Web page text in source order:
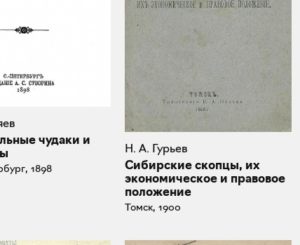
чудаки и
1898
Н. А. Гурьев
Сибирские скопцы, их
экономическое и правовое
положение
Томск, 1900